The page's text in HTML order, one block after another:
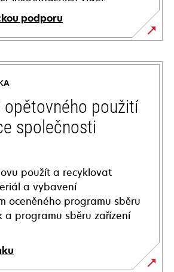
podporu
opětovného použití
společnosti
použít a recyklovat
a vybavení
oceněného programu sběru
a programu sběru zařízení